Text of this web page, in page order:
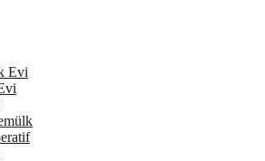
Evi